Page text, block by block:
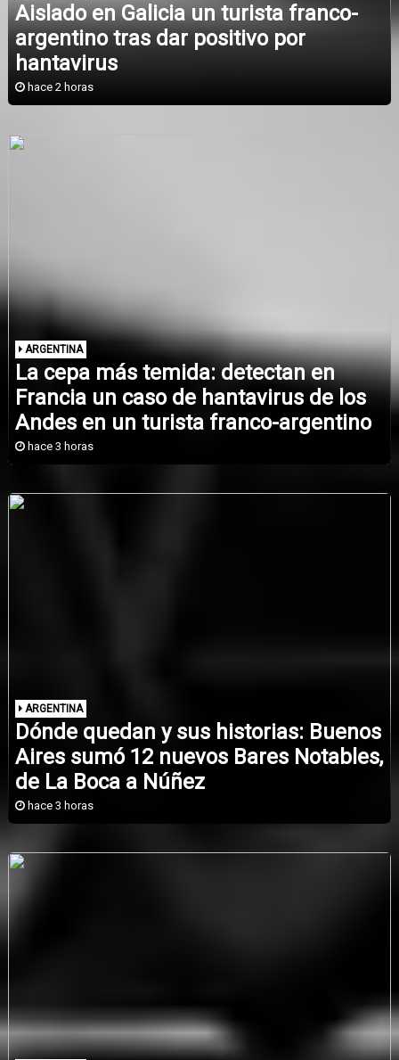
Aislado en Galicia un turista franco-
argentino tras dar positivo por
hantavirus
hace 2 horas
ARGENTINA
La cepa más temida: detectan en
Francia un caso de hantavirus de los
Andes en un turista franco-argentino
hace 3 horas
ARGENTINA
Dónde quedan y sus historias: Buenos
Aires sumó 12 nuevos Bares Notables,
de La Boca a Núñez
hace 3 horas